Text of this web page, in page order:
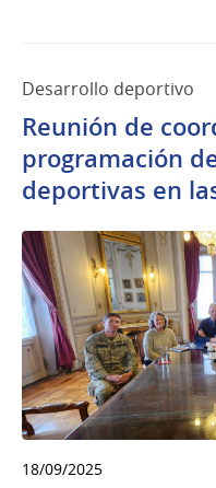
Desarrollo deportivo
Reunión de
programación
deportivas en
18/09/2025